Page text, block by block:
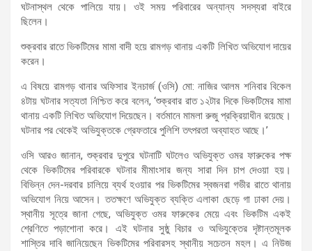
ঘটনাস্থল থেকে পালিয়ে যায়। ওই সময় পরিবারের অন্যান্য সদস্যরা বাইরে
ছিলেন।
শুক্রবার রাতে ভিকটিমের মামা বাদী হয়ে রামগড় থানায় একটি লিখিত অভিযোগ দায়ের
করেন।
​এ বিষয়ে রামগড় থানার অফিসার ইনচার্জ (ওসি) মো: নাজির আলম শনিবার বিকেল
৪টায় ঘটনার সত্যতা নিশ্চিত করে বলেন, ‘শুক্রবার রাত ১২টার দিকে ভিকটিমের মামা
থানায় একটি লিখিত অভিযোগ দিয়েছেন। বর্তমানে মামলা রুজু প্রক্রিয়াধীন রয়েছে।
ঘটনার পর থেকেই অভিযুক্তকে গ্রেফতারে পুলিশি তৎপরতা অব্যাহত আছে।’
​ওসি আরও জানান, শুক্রবার দুপুরে ঘটনাটি ঘটলেও অভিযুক্ত ওমর ফারুকের পক্ষ
থেকে ভিকটিমের পরিবারকে ঘটনার মীমাংসার জন্য সারা দিন চাপ দেওয়া হয়।
বিভিন্ন দেন-দরবার চালিয়ে ব্যর্থ হওয়ার পর ভিকটিমের স্বজনরা গভীর রাতে থানায়
অভিযোগ নিয়ে আসেন। ততক্ষণে অভিযুক্ত ব্যক্তি এলাকা ছেড়ে গা ঢাকা দেয়।​
স্থানীয় সূত্রে জানা গেছে, অভিযুক্ত ওমর ফারুকের মেয়ে এবং ভিকটিম একই
শ্রেণিতে পড়াশোনা করে। এই ঘটনার সুষ্ঠু বিচার ও অভিযুক্তের দৃষ্টান্তমূলক
শাস্তির দাবি জানিয়েছেন ভিকটিমের পরিবারসহ স্থানীয় সচেতন মহল। এ নিউজ